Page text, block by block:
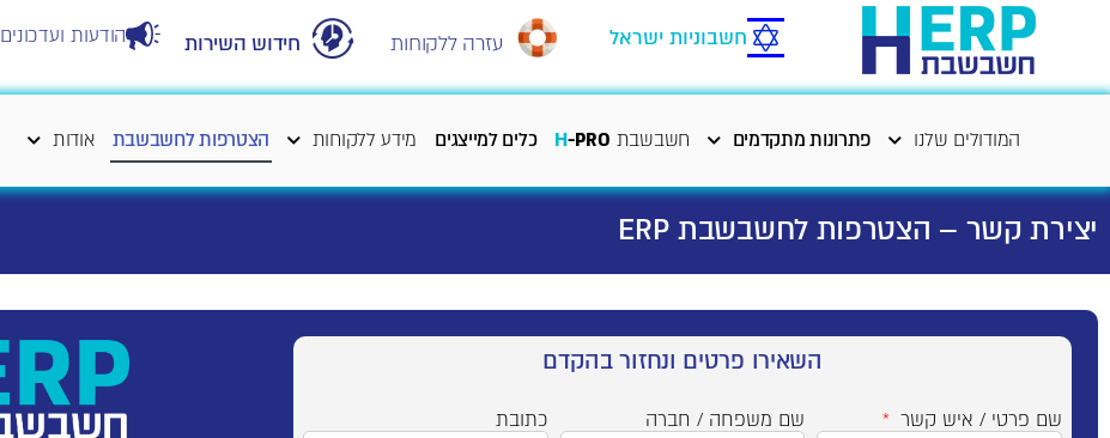
חשבוניות ישראל עזרה ללקוחות חידוש השירות הודעות ועדכונים
המודולים שלנו פתרונות מתקדמים חשבשבת H-PRO כלים למייצגים מידע ללקוחות הצטרפות לחשבשבת אודות
יצירת קשר – הצטרפות לחשבשבת ERP
השאירו פרטים ונחזור בהקדם
שם פרטי / איש קשר שם משפחה / חברה כתובת